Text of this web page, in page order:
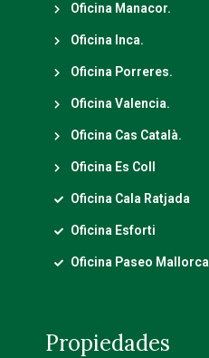
Oficina Manacor.
Oficina Inca.
Oficina Porreres.
Oficina Valencia.
Oficina Cas Català.
Oficina Es Coll
Oficina Cala Ratjada
Oficina Esforti
Oficina Paseo Mallorca
Propiedades